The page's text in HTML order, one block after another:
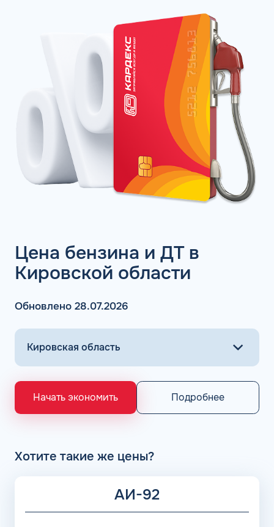
Цена бензина и ДТ в
Кировской области
Обновлено 28.07.2026
Начать экономить Подробнее
Хотите такие же цены?
АИ-92